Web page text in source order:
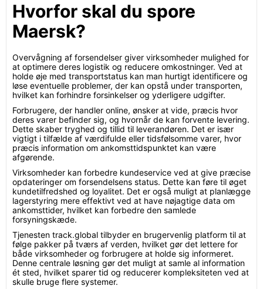
Hvorfor skal du spore
Maersk?
Overvågning af forsendelser giver virksomheder mulighed for
at optimere deres logistik og reducere omkostninger. Ved at
holde øje med transportstatus kan man hurtigt identificere og
løse eventuelle problemer, der kan opstå under transporten,
hvilket kan forhindre forsinkelser og yderligere udgifter.
Forbrugere, der handler online, ønsker at vide, præcis hvor
deres varer befinder sig, og hvornår de kan forvente levering.
Dette skaber tryghed og tillid til leverandøren. Det er især
vigtigt i tilfælde af værdifulde eller tidsfølsomme varer, hvor
præcis information om ankomsttidspunktet kan være
afgørende.
Virksomheder kan forbedre kundeservice ved at give præcise
opdateringer om forsendelsens status. Dette kan føre til øget
kundetilfredshed og loyalitet. Det er også muligt at planlægge
lagerstyring mere effektivt ved at have nøjagtige data om
ankomsttider, hvilket kan forbedre den samlede
forsyningskæde.
Tjenesten track.global tilbyder en brugervenlig platform til at
følge pakker på tværs af verden, hvilket gør det lettere for
både virksomheder og forbrugere at holde sig informeret.
Denne centrale løsning gør det muligt at samle al information
ét sted, hvilket sparer tid og reducerer kompleksiteten ved at
skulle bruge flere systemer.